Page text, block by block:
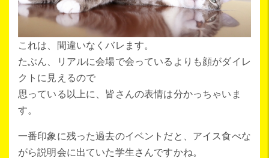
これは、間違いなくバレます。
たぶん、リアルに会場で会っているよりも顔がダイレ
クトに見えるので
思っている以上に、皆さんの表情は分かっちゃいま
す。
一番印象に残った過去のイベントだと、アイス食べな
がら説明会に出ていた学生さんですかね。